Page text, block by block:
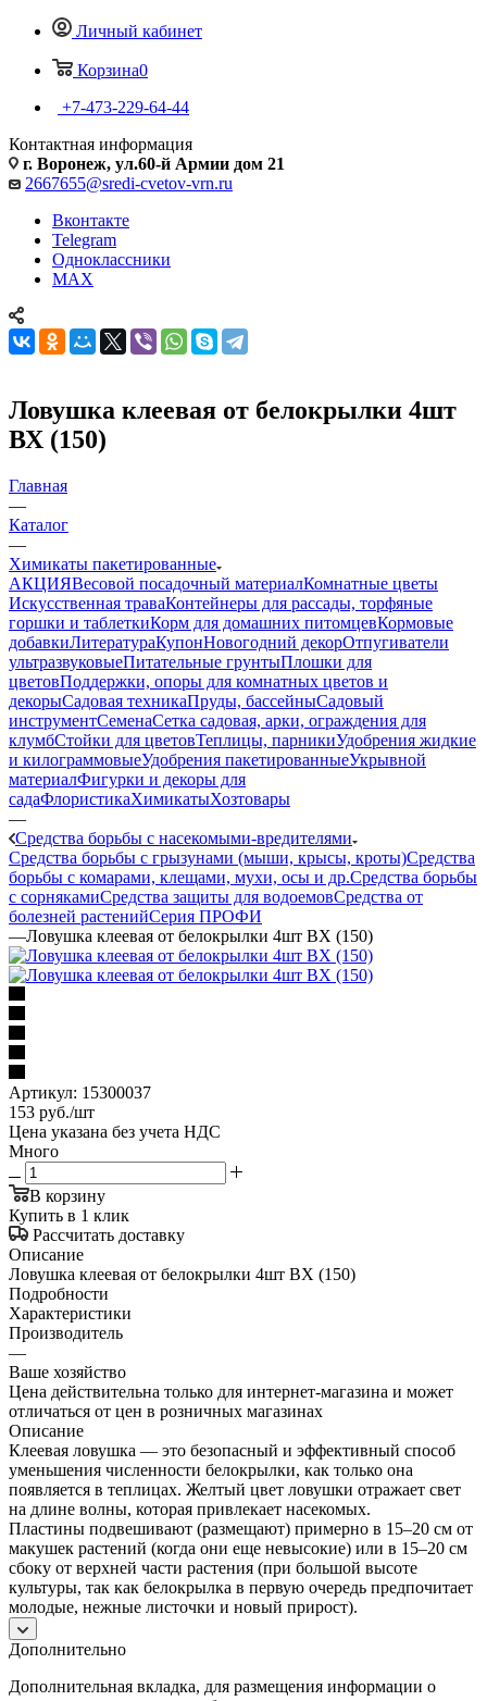
Личный кабинет
Корзина0
+7-473-229-64-44
Контактная информация
г. Воронеж, ул.60-й Армии дом 21
2667655@sredi-cvetov-vrn.ru
Вконтакте
Telegram
Одноклассники
MAX
Ловушка клеевая от белокрылки 4шт
ВХ (150)
Главная
—
Каталог
—
Химикаты пакетированные
АКЦИЯВесовой посадочный материалКомнатные цветы
Искусственная траваКонтейнеры для рассады, торфяные
горшки и таблеткиКорм для домашних питомцевКормовые
добавкиЛитератураКупонНовогодний декорОтпугиватели
ультразвуковыеПитательные грунтыПлошки для
цветовПоддержки, опоры для комнатных цветов и
декорыСадовая техникаПруды, бассейныСадовый
инструментСеменаСетка садовая, арки, ограждения для
клумбСтойки для цветовТеплицы, парникиУдобрения жидкие
и килограммовыеУдобрения пакетированныеУкрывной
материалФигурки и декоры для
садаФлористикаХимикатыХозтовары
—
Средства борьбы с насекомыми-вредителями
Средства борьбы с грызунами (мыши, крысы, кроты)Средства
борьбы с комарами, клещами, мухи, осы и др.Средства борьбы
с сорнякамиСредства защиты для водоемовСредства от
болезней растенийСерия ПРОФИ
—Ловушка клеевая от белокрылки 4шт ВХ (150)
Артикул: 15300037
153 руб./шт
Цена указана без учета НДС
Много
В корзину
Купить в 1 клик
Рассчитать доставку
Описание
Ловушка клеевая от белокрылки 4шт ВХ (150)
Подробности
Характеристики
Производитель
—
Ваше хозяйство
Цена действительна только для интернет-магазина и может
отличаться от цен в розничных магазинах
Описание
Клеевая ловушка — это безопасный и эффективный способ
уменьшения численности белокрылки, как только она
появляется в теплицах. Желтый цвет ловушки отражает свет
на длине волны, которая привлекает насекомых.
Пластины подвешивают (размещают) примерно в 15–20 см от
макушек растений (когда они еще невысокие) или в 15–20 см
сбоку от верхней части растения (при большой высоте
культуры, так как белокрылка в первую очередь предпочитает
молодые, нежные листочки и новый прирост).
Дополнительно
Дополнительная вкладка, для размещения информации о